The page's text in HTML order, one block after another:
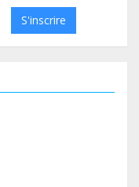
S'inscrire